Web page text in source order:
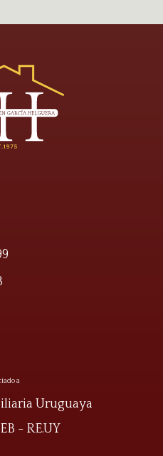
a
Uruguaya
- RE.UY